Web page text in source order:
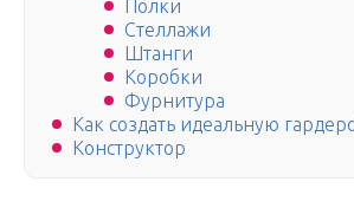
Полки
Стеллажи
Штанги
Коробки
Фурнитура
Как создать идеальную
Конструктор